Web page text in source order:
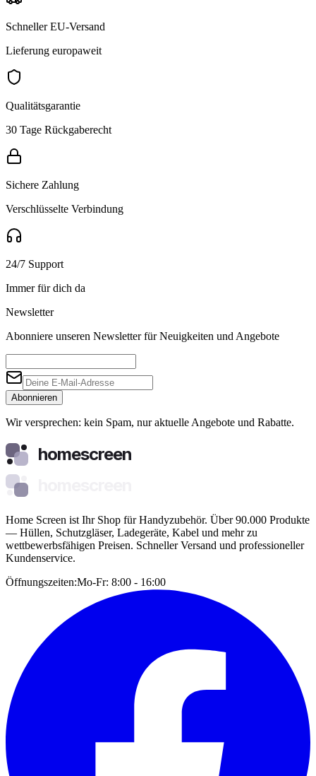
Schneller EU-Versand
Lieferung europaweit
Qualitätsgarantie
30 Tage Rückgaberecht
Sichere Zahlung
Verschlüsselte Verbindung
24/7 Support
Immer für dich da
Newsletter
Abonniere unseren Newsletter für Neuigkeiten und Angebote
Abonnieren
Wir versprechen: kein Spam, nur aktuelle Angebote und Rabatte.
homescreen
Home Screen ist Ihr Shop für Handyzubehör. Über 90.000 Produkte
— Hüllen, Schutzgläser, Ladegeräte, Kabel und mehr zu
wettbewerbsfähigen Preisen. Schneller Versand und professioneller
Kundenservice.
Öffnungszeiten:Mo-Fr: 8:00 - 16:00